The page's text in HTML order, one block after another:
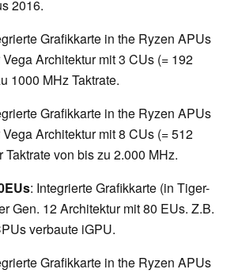
2016.
Grafikkarte in the Ryzen APUs
Architektur mit 3 CUs (= 192
1000 MHz Taktrate.
Grafikkarte in the Ryzen APUs
Architektur mit 8 CUs (= 512
von bis zu 2.000 MHz.
: Integrierte Grafikkarte (in Tiger-
Gen. 12 Architektur mit 80 EUs. Z.B.
verbaute iGPU.
Grafikkarte in the Ryzen APUs